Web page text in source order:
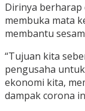
Dirinya berharap
membuka mata
membantu
“Tujuan kita
pengusaha
ekonomi kita,
dampak corona